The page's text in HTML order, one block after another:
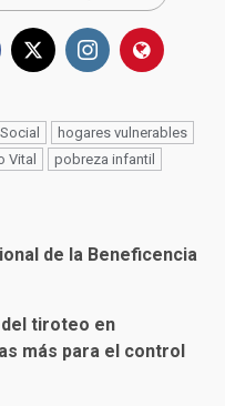
hogares vulnerables
Vital
pobreza infantil
de la Beneficencia
tiroteo en
más para el control